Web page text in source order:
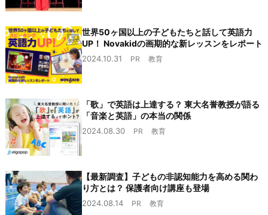
世界50ヶ国以上の子どもたちと話して英語力
UP！ Novakidの画期的な新レッスンをレポート
2024.10.31 PR 教育
「歌」で英語は上達する？ 東大名誉教授が語る
「音楽と英語」の本当の関係
2024.08.30 PR 教育
【最新調査】子どもの非認知能力を高める関わ
り方とは？ 保護者向け講座も登場
2024.08.14 PR 教育